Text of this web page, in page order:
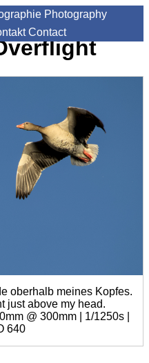
Photography
Contact
oberhalb meines Kopfes.
just above my head.
@ 300mm | 1/1250s |
640